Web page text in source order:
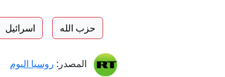
حزب الله اسرائيل
المصدر: روسيا اليوم